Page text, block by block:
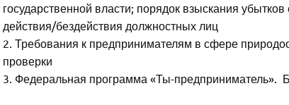
государственной власти; порядок взыскания
действия/бездействия должностных лиц
Требования к предпринимателям в сфере
проверки
Федеральная программа «Ты-предприниматель».